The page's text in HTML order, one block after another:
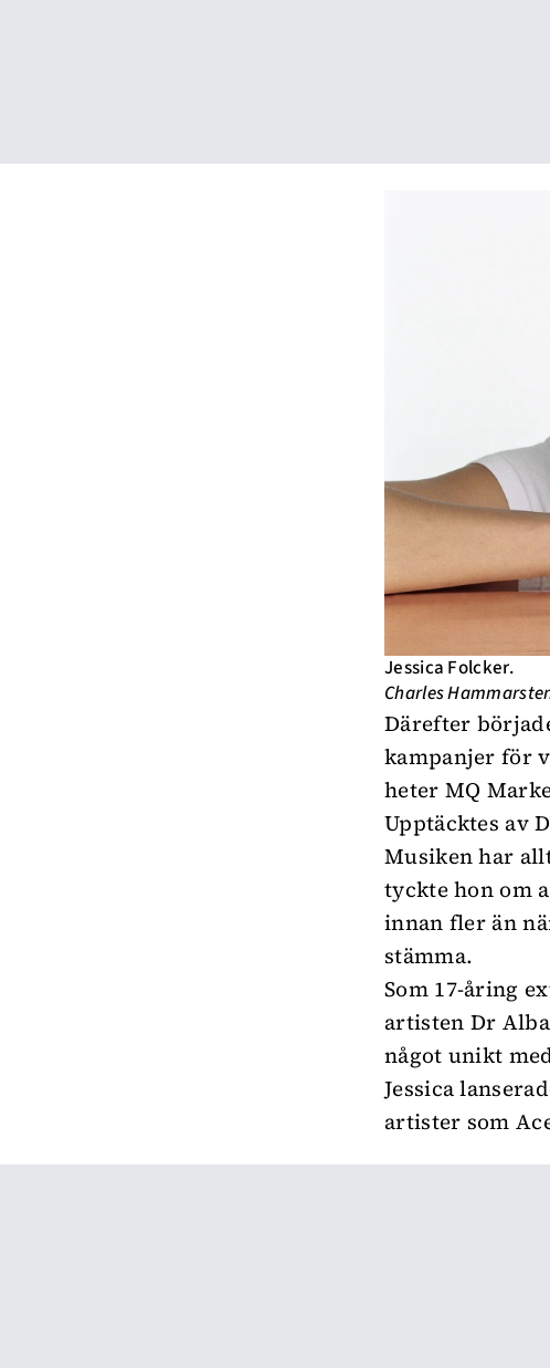
Jessica Folcker.
Charles
Därefter
kampanjer för
heter MQ
Upptäcktes av
Musiken har
tyckte hon om
innan fler än
stämma.
Som 17-åring
artisten Dr
något unikt
Jessica
artister som